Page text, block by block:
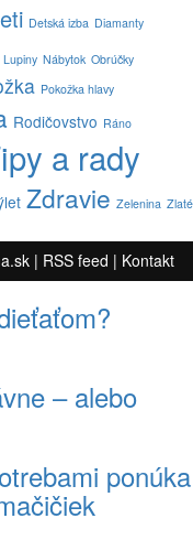
Detská izba Diamanty
Lupiny Nábytok Obrúčky
Pokožka hlavy
Rodičovstvo Ráno
a rady
Zdravie Zelenina Zlaté
| RSS feed | Kontakt
– alebo
ponúka